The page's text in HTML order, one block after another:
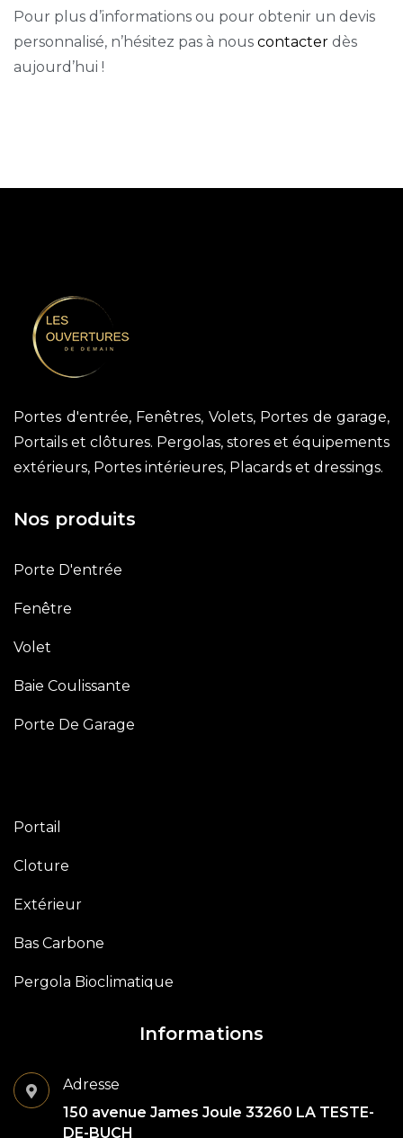
Pour plus d’informations ou pour obtenir un devis
personnalisé, n’hésitez pas à nous contacter dès
aujourd’hui !
Portes d'entrée, Fenêtres, Volets, Portes de garage,
Portails et clôtures. Pergolas, stores et équipements
extérieurs, Portes intérieures, Placards et dressings.
Nos produits
Porte D'entrée
Fenêtre
Volet
Baie Coulissante
Porte De Garage
Portail
Cloture
Extérieur
Bas Carbone
Pergola Bioclimatique
Informations
Adresse
150 avenue James Joule 33260 LA TESTE-
DE-BUCH